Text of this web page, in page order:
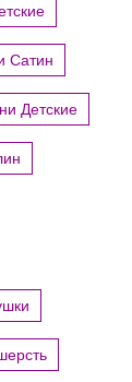
Сатин
Детские